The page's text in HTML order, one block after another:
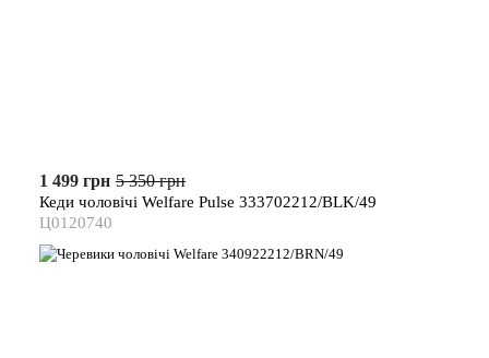
1 499 грн 5 350 грн
Кеди чоловічі Welfare Pulse 333702212/BLK/49
Ц0120740